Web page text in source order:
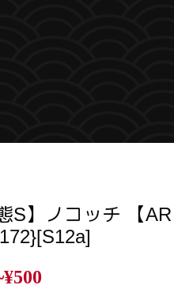
S】ノコッチ 【AR
¥500